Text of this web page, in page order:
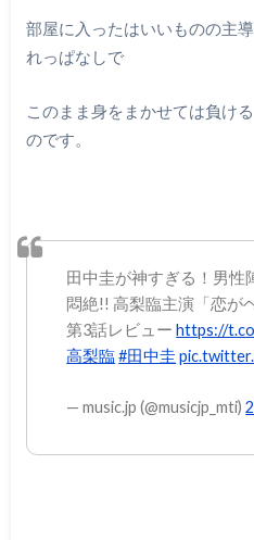
部屋に入ったはいいものの主
れっぱなしで
このまま身をまかせては負け
のです。
田中圭が神すぎる！男性
悶絶!! 高梨臨主演「恋が
第3話レビューhttps://
高梨臨#田中圭
— music.jp (@musicjp_mti)